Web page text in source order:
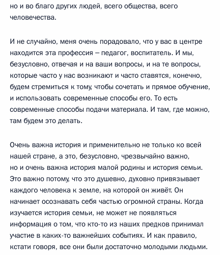
но и во благо других людей, всего общества, всего
человечества.
И не случайно, меня очень порадовало, что у вас в центре
находится эта профессия ‒ педагог, воспитатель. И мы,
безусловно, отвечая и на ваши вопросы, и на те вопросы,
которые часто у нас возникают и часто ставятся, конечно,
будем стремиться к тому, чтобы сочетать и прямое обучение,
и использовать современные способы его. То есть
современные способы подачи материала. И там, где можно,
там будем это делать.
Очень важна история и применительно не только ко всей
нашей стране, а это, безусловно, чрезвычайно важно,
но и очень важна история малой родины и история семьи.
Это важно потому, что это душевно, духовно привязывает
каждого человека к земле, на которой он живёт. Он
начинает осознавать себя частью огромной страны. Когда
изучается история семьи, не может не появляться
информация о том, что кто-то из наших предков принимал
участие в каких-то важнейших событиях. И как правило,
кстати говоря, все они были достаточно молодыми людьми.